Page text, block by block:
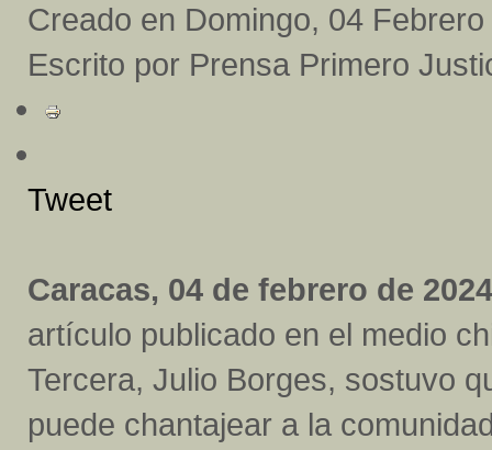
Creado en Domingo, 04
Escrito por Prensa Primero
Tweet
Caracas, 04 de febrero de
artículo publicado en el medio
Tercera, Julio Borges, sostuvo
puede chantajear a la